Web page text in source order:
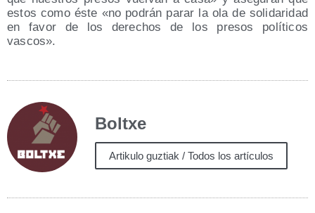
estos como éste «no podrán parar la ola de soli­da­ri­dad
en favor de los dere­chos de los pre­sos polí­ti­cos
vascos».
Boltxe
Artikulo guztiak / Todos los artículos